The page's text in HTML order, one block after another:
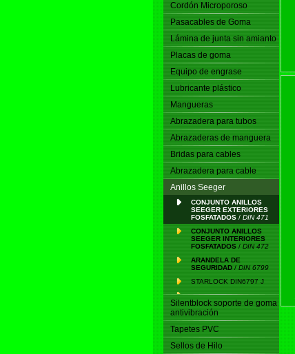
Cordón Microporoso
Pasacables de Goma
Lámina de junta sin amianto
Placas de goma
Equipo de engrase
Lubricante plástico
Mangueras
Abrazadera para tubos
Abrazaderas de manguera
Bridas para cables
Abrazadera para cable
Anillos Seeger
CONJUNTO ANILLOS
SEEGER EXTERIORES
FOSFATADOS / DIN 471
CONJUNTO ANILLOS
SEEGER INTERIORES
FOSFATADOS / DIN 472
ARANDELA DE
SEGURIDAD / DIN 6799
STARLOCK DIN6797 J
Silentblock soporte de goma
antivibración
Tapetes PVC
Sellos de Hilo